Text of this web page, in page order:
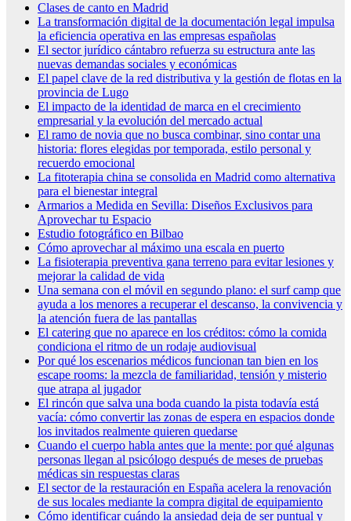
Clases de canto en Madrid
La transformación digital de la documentación legal impulsa
la eficiencia operativa en las empresas españolas
El sector jurídico cántabro refuerza su estructura ante las
nuevas demandas sociales y económicas
El papel clave de la red distributiva y la gestión de flotas en la
provincia de Lugo
El impacto de la identidad de marca en el crecimiento
empresarial y la evolución del mercado actual
El ramo de novia que no busca combinar, sino contar una
historia: flores elegidas por temporada, estilo personal y
recuerdo emocional
La fitoterapia china se consolida en Madrid como alternativa
para el bienestar integral
Armarios a Medida en Sevilla: Diseños Exclusivos para
Aprovechar tu Espacio
Estudio fotográfico en Bilbao
Cómo aprovechar al máximo una escala en puerto
La fisioterapia preventiva gana terreno para evitar lesiones y
mejorar la calidad de vida
Una semana con el móvil en segundo plano: el surf camp que
ayuda a los menores a recuperar el descanso, la convivencia y
la atención fuera de las pantallas
El catering que no aparece en los créditos: cómo la comida
condiciona el ritmo de un rodaje audiovisual
Por qué los escenarios médicos funcionan tan bien en los
escape rooms: la mezcla de familiaridad, tensión y misterio
que atrapa al jugador
El rincón que salva una boda cuando la pista todavía está
vacía: cómo convertir las zonas de espera en espacios donde
los invitados realmente quieren quedarse
Cuando el cuerpo habla antes que la mente: por qué algunas
personas llegan al psicólogo después de meses de pruebas
médicas sin respuestas claras
El sector de la restauración en España acelera la renovación
de sus locales mediante la compra digital de equipamiento
Cómo identificar cuándo la ansiedad deja de ser puntual y